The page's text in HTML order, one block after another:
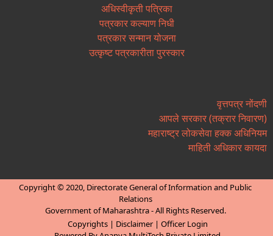
अधिस्वीकृती पत्रिका
पत्रकार कल्याण निधी
पत्रकार सन्मान योजना
उत्कृष्ट पत्रकारीता पुरस्कार
वृत्तपत्र नोंदणी
आपले सरकार (तक्रार निवारण)
महाराष्ट्र लोकसेवा हक्क अधिनियम
माहिती अधिकार कायदा
Copyright © 2020, Directorate General of Information and Public
Relations
Government of Maharashtra - All Rights Reserved.
Copyrights| Disclaimer| Officer Login